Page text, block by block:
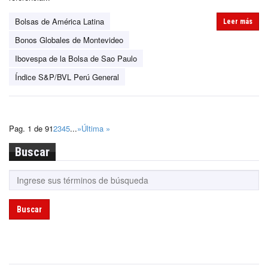
Bolsas de América Latina
Bonos Globales de Montevideo
Ibovespa de la Bolsa de Sao Paulo
Índice S&P/BVL Perú General
Leer más
Pag. 1 de 912345...»Última »
Buscar
Buscar